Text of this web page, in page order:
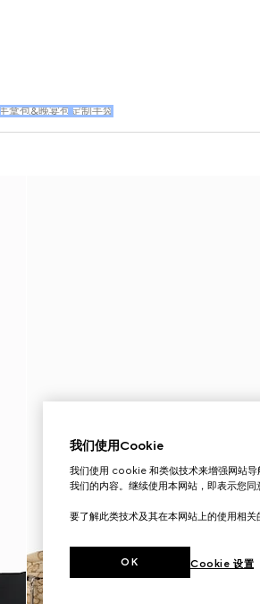
手拿包&晚宴包 定制手袋
我们使用Cookie
我们使用 cookie 和类似技术来增强网站导
我们的内容。继续使用本网站，即表示您同
要了解此类技术及其在本网站上的使用相
Cookie 设置
OK